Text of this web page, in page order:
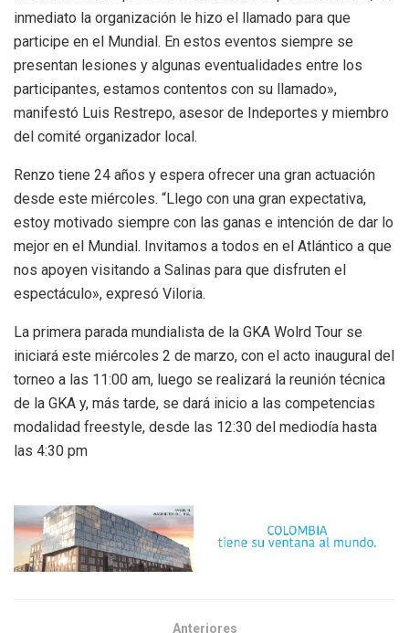
inmediato la organización le hizo el llamado para que
participe en el Mundial. En estos eventos siempre se
presentan lesiones y algunas eventualidades entre los
participantes, estamos contentos con su llamado»,
manifestó Luis Restrepo, asesor de Indeportes y miembro
del comité organizador local.
Renzo tiene 24 años y espera ofrecer una gran actuación
desde este miércoles. “Llego con una gran expectativa,
estoy motivado siempre con las ganas e intención de dar lo
mejor en el Mundial. Invitamos a todos en el Atlántico a que
nos apoyen visitando a Salinas para que disfruten el
espectáculo», expresó Viloria.
La primera parada mundialista de la GKA Wolrd Tour se
iniciará este miércoles 2 de marzo, con el acto inaugural del
torneo a las 11:00 am, luego se realizará la reunión técnica
de la GKA y, más tarde, se dará inicio a las competencias
modalidad freestyle, desde las 12:30 del mediodía hasta
las 4:30 pm
Anteriores